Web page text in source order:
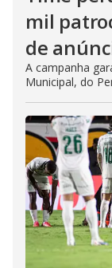
mil
de
A campanha
Municipal, do